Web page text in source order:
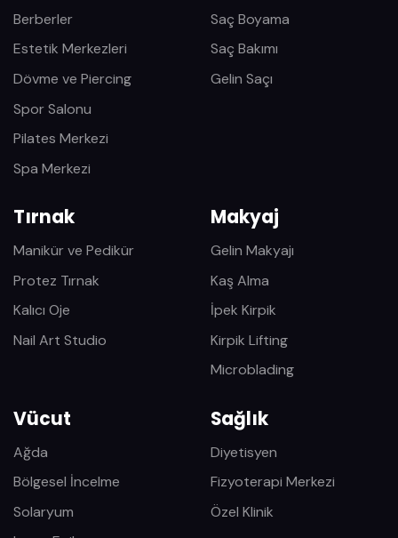
Berberler
Estetik Merkezleri
Dövme ve Piercing
Spor Salonu
Pilates Merkezi
Spa Merkezi
Saç Boyama
Saç Bakımı
Gelin Saçı
Tırnak
Manikür ve Pedikür
Protez Tırnak
Kalıcı Oje
Nail Art Studio
Makyaj
Gelin Makyajı
Kaş Alma
İpek Kirpik
Kirpik Lifting
Microblading
Vücut
Ağda
Bölgesel İncelme
Solaryum
Sağlık
Diyetisyen
Fizyoterapi Merkezi
Özel Klinik